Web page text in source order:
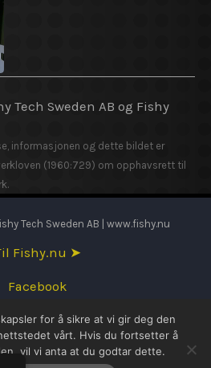
Tech Sweden AB og Fishy
informasjonen og dette bildet er
(1960:729) om opphavsrett til
Tech Sweden AB | www.fishy.nu
Fishy.nu ➤
Facebook
English
Svenska
for å sikre at vi gir deg den
vårt. Hvis du fortsetter å
vil vi anta at du godtar dette.